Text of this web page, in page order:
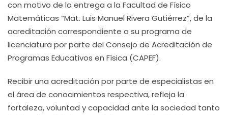
con motivo de la entrega a la Facultad de Físico
Matemáticas “Mat. Luis Manuel Rivera Gutiérrez”, de la
acreditación correspondiente a su programa de
licenciatura por parte del Consejo de Acreditación de
Programas Educativos en Física (CAPEF).
Recibir una acreditación por parte de especialistas en
el área de conocimientos respectiva, refleja la
fortaleza, voluntad y capacidad ante la sociedad tanto